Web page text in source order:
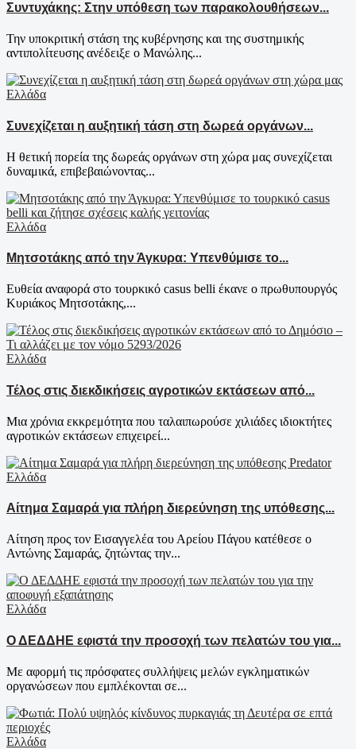
Συντυχάκης: Στην υπόθεση των παρακολουθήσεων...
Την υποκριτική στάση της κυβέρνησης και της συστημικής
αντιπολίτευσης ανέδειξε ο Μανώλης...
Ελλάδα
Συνεχίζεται η αυξητική τάση στη δωρεά οργάνων...
Η θετική πορεία της δωρεάς οργάνων στη χώρα μας συνεχίζεται
δυναμικά, επιβεβαιώνοντας...
Ελλάδα
Μητσοτάκης από την Άγκυρα: Υπενθύμισε το...
Ευθεία αναφορά στο τουρκικό casus belli έκανε ο πρωθυπουργός
Κυριάκος Μητσοτάκης,...
Ελλάδα
Τέλος στις διεκδικήσεις αγροτικών εκτάσεων από...
Μια χρόνια εκκρεμότητα που ταλαιπωρούσε χιλιάδες ιδιοκτήτες
αγροτικών εκτάσεων επιχειρεί...
Ελλάδα
Αίτημα Σαμαρά για πλήρη διερεύνηση της υπόθεσης...
Αίτηση προς τον Εισαγγελέα του Αρείου Πάγου κατέθεσε ο
Αντώνης Σαμαράς, ζητώντας την...
Ελλάδα
Ο ΔΕΔΔΗΕ εφιστά την προσοχή των πελατών του για...
Με αφορμή τις πρόσφατες συλλήψεις μελών εγκληματικών
οργανώσεων που εμπλέκονται σε...
Ελλάδα